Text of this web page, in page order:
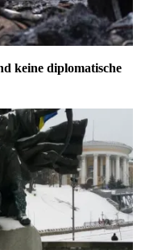
keine diplomatische